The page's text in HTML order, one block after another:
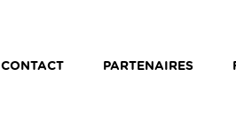
CONTACT PARTENAIRES